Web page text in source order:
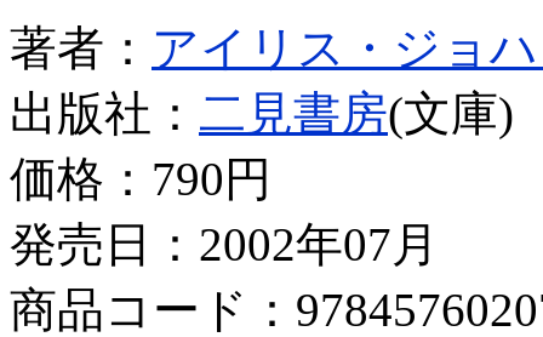
著者： アイリス・ジョ
出版社： 二見書房(文庫)
価格： 790円
発売日：2002年07月
商品コード：